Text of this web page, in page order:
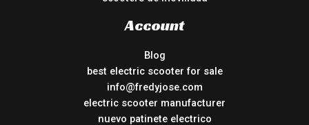
Account
Blog
best electric scooter for sale
info@fredyjose.com
electric scooter manufacturer
nuevo patinete electrico